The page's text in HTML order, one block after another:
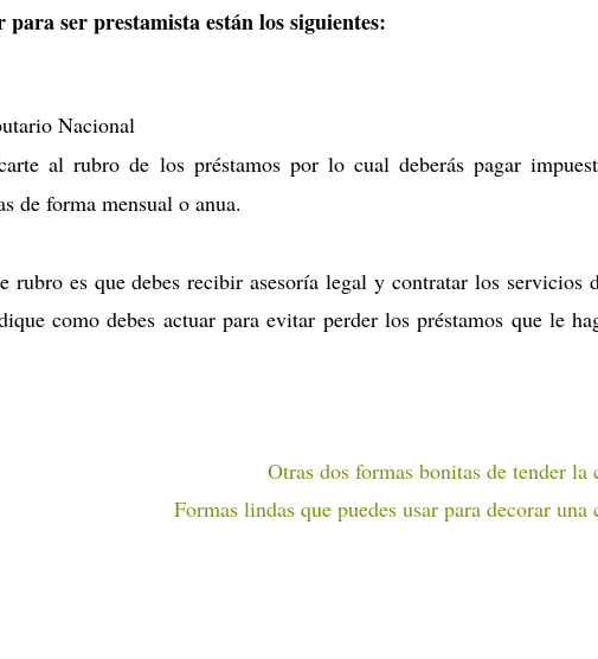
ser prestamista están los siguientes:
Nacional
al rubro de los préstamos por lo cual deberás pagar
de forma mensual o anua.
rubro es que debes recibir asesoría legal y contratar los servicios
como debes actuar para evitar perder los préstamos que le
Otras dos formas bonitas de tender la
Formas lindas que puedes usar para decorar una